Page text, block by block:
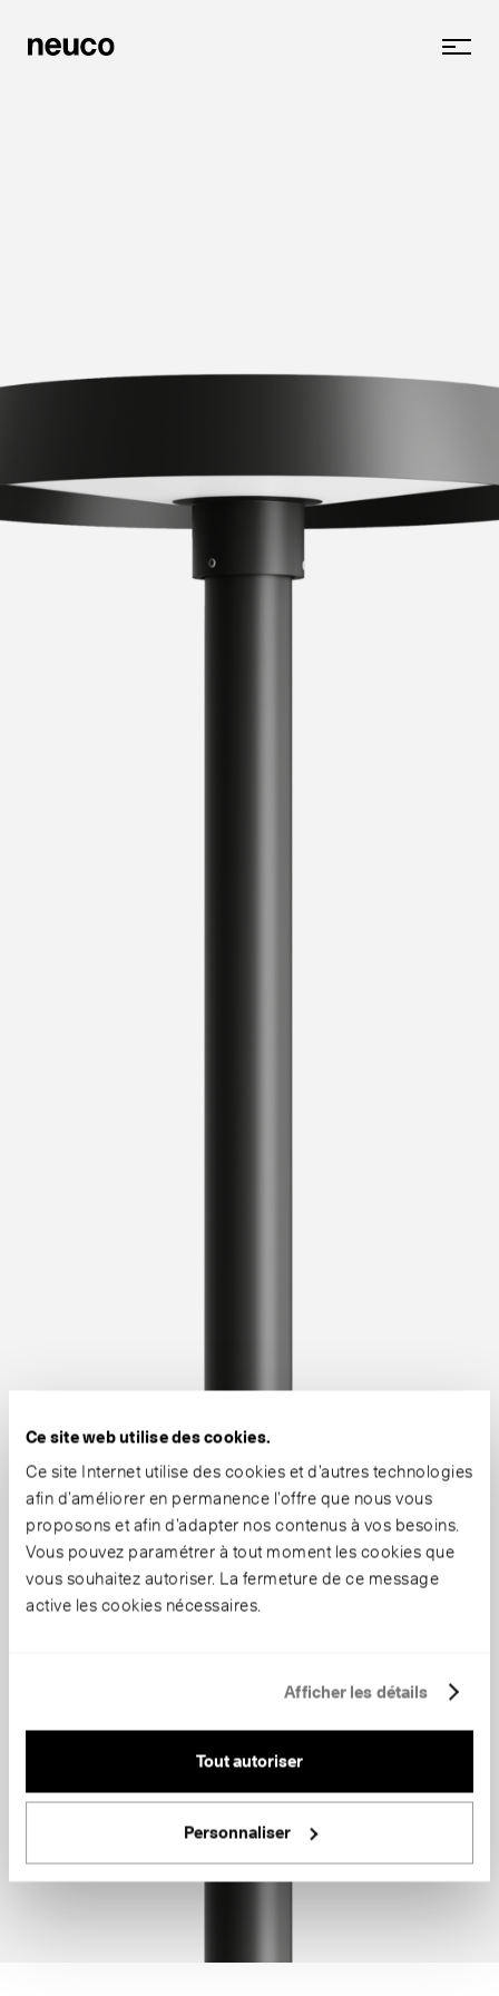
Ce site web utilise des cookies.
Ce site Internet utilise des cookies et d’autres technologies
afin d’améliorer en permanence l’offre que nous vous
proposons et afin d’adapter nos contenus à vos besoins.
Vous pouvez paramétrer à tout moment les cookies que
vous souhaitez autoriser. La fermeture de ce message
active les cookies nécessaires.
Afficher les détails
Tout autoriser
Personnaliser